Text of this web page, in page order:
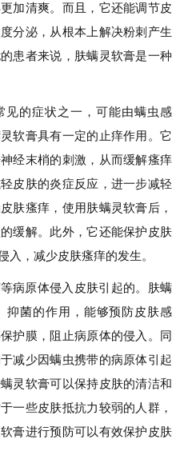
加清爽。而且，它还能调节皮
分泌，从根本上解决粉刺产生
患者来说，肤螨灵软膏是一种
见的症状之一，可能由螨虫感
软膏具有一定的止痒作用。它
经末梢的刺激，从而缓解瘙痒
皮肤的炎症反应，进一步减轻
肤瘙痒，使用肤螨灵软膏后，
缓解。此外，它还能保护皮肤
入，减少皮肤瘙痒的发生。
病原体侵入皮肤引起的。肤螨
抑菌的作用，能够预防皮肤感
护膜，阻止病原体的侵入。同
减少因螨虫携带的病原体引起
灵软膏可以保持皮肤的清洁和
一些皮肤抵抗力较弱的人群，
膏进行预防可以有效保护皮肤